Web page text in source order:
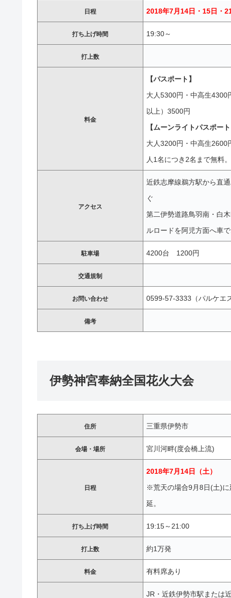
日程 2018年7月14日・15日・
打ち上げ時間 19:30～
打上数
料金
【パスポート】
大人5300円・中高生4300
以上）3500円
【ムーンライトパスポー
大人3200円・中高生
人1名につき2名まで無料。
アクセス
近鉄志摩線鵜方駅から直
ぐ
第二伊勢道路鳥羽南・白
ルロードを阿児方面へ車
駐車場 4200台 1200円
交通規制
お問い合わせ 0599-57-3333（パルケエ
備考
伊勢神宮奉納全国花火大会
住所 三重県伊勢市
会場・場所 宮川河畔(度会橋上流)
日程
2018年7月14日（土）
※荒天の場合9月8日(土)
延。
打ち上げ時間 19:15～21:00
打上数 約1万発
料金 有料席あり
JR・近鉄伊勢市駅または